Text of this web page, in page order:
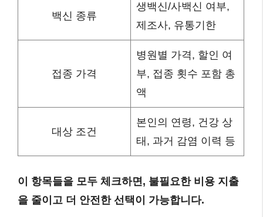
백신 종류
생백신/사백신 여부,
제조사, 유통기한
접종 가격
병원별 가격, 할인 여
부, 접종 횟수 포함 총
액
대상 조건
본인의 연령, 건강 상
태, 과거 감염 이력 등
이 항목들을 모두 체크하면, 불필요한 비용 지출
을 줄이고 더 안전한 선택이 가능합니다.